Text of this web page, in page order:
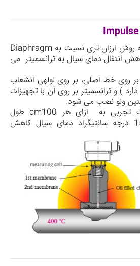
روش ارزان تری نسبت به Diaphragm
انتقال دمای سیال به ترانسمیتر می
روی خط اصلی، بر روی لوله­ی انشعاب
) و ترانسمیتر بر روی آن با تجهیزات
ولو نصب می­ شود.
به ازای هر 100
cmطول
تا 150 درجه سانتی­گراد دمای سیال کاهش